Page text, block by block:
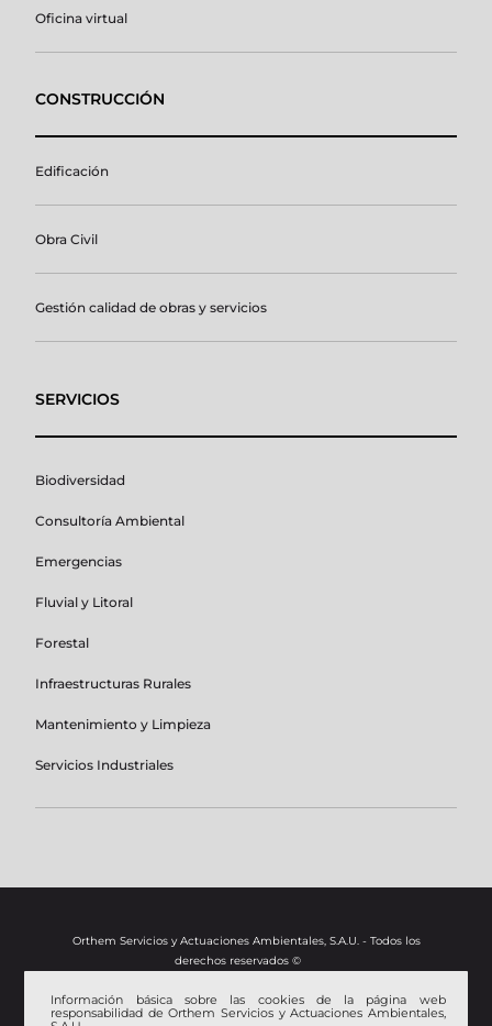
Oficina virtual
CONSTRUCCIÓN
Edificación
Obra Civil
Gestión calidad de obras y servicios
SERVICIOS
Biodiversidad
Consultoría Ambiental
Emergencias
Fluvial y Litoral
Forestal
Infraestructuras Rurales
Mantenimiento y Limpieza
Servicios Industriales
Orthem Servicios y Actuaciones Ambientales, S.A.U. - Todos los
derechos reservados ©
Aviso Legal
Información básica sobre las cookies de la página web
responsabilidad de Orthem Servicios y Actuaciones Ambientales,